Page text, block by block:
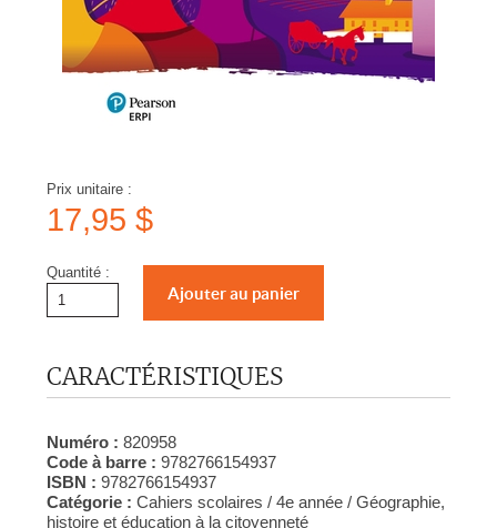
Prix unitaire :
17,95 $
Quantité :
CARACTÉRISTIQUES
Numéro : 820958
Code à barre : 9782766154937
ISBN : 9782766154937
Catégorie : Cahiers scolaires / 4e année / Géographie,
histoire et éducation à la citoyenneté